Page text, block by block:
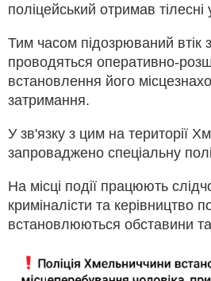
поліцейський отримав
Тим часом підозрюваний втік
проводяться оперативно-
встановлення його
затримання.
У зв'язку з цим на території
запроваджено спеціальну
На місці події працюють
криміналісти та керівництво
встановлюються обставини